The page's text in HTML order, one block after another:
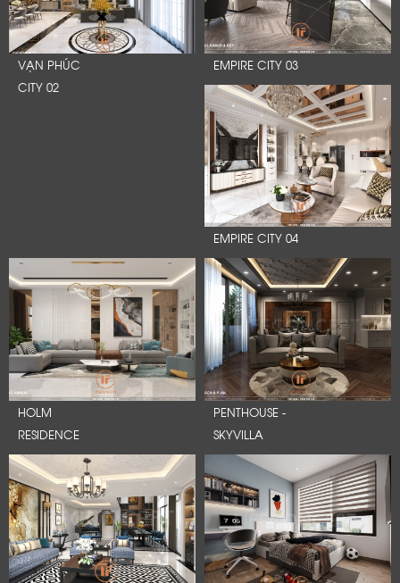
VẠN PHÚC
CITY 02
EMPIRE CITY 03
EMPIRE CITY 04
HOLM
RESIDENCE
PENTHOUSE -
SKYVILLA